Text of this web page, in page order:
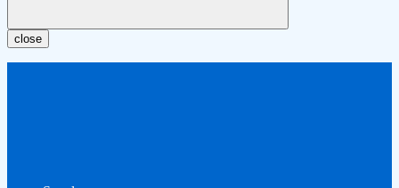
close